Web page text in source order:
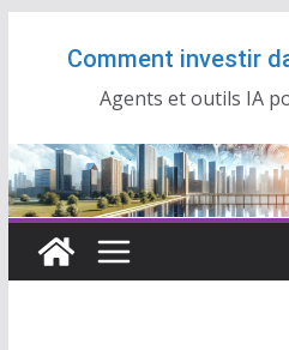
Comment investir
Agents et outils IA